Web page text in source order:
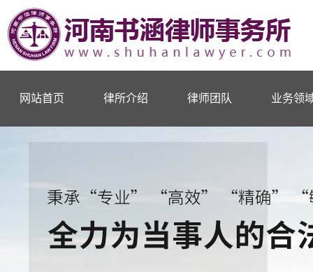
网站首页 律所介绍 律师团队 业务领